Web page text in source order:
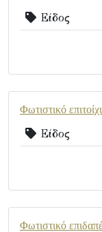
Είδος
Φωτιστικό
Είδος
Φωτιστικό